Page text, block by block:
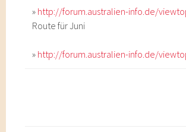
» http://forum.australien-info.de/
Route für Juni
» http://forum.australien-info.de/